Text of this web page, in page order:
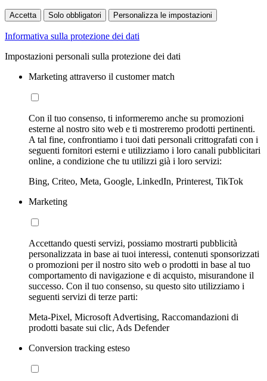
Accetta Solo obbligatori Personalizza le impostazioni
Informativa sulla protezione dei dati
Impostazioni personali sulla protezione dei dati
Marketing attraverso il customer match
Con il tuo consenso, ti informeremo anche su promozioni
esterne al nostro sito web e ti mostreremo prodotti pertinenti.
A tal fine, confrontiamo i tuoi dati personali crittografati con i
seguenti fornitori esterni e utilizziamo i loro canali pubblicitari
online, a condizione che tu utilizzi già i loro servizi:
Bing, Criteo, Meta, Google, LinkedIn, Printerest, TikTok
Marketing
Accettando questi servizi, possiamo mostrarti pubblicità
personalizzata in base ai tuoi interessi, contenuti sponsorizzati
o promozioni per il nostro sito web o prodotti in base al tuo
comportamento di navigazione e di acquisto, misurandone il
successo. Con il tuo consenso, su questo sito utilizziamo i
seguenti servizi di terze parti:
Meta-Pixel, Microsoft Advertising, Raccomandazioni di
prodotti basate sui clic, Ads Defender
Conversion tracking esteso